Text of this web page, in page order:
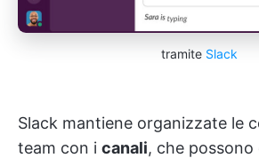
tramite Slack
Slack mantiene organizzate le
team con i canali, che possono